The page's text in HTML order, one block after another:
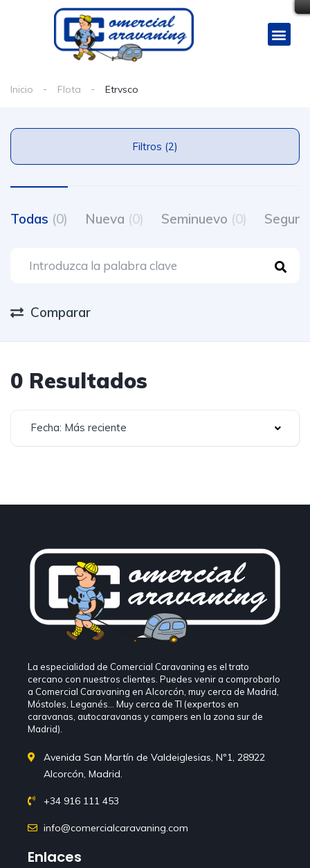
Inicio Flota Etrvsco
Filtros (2)
Todas (0) Nueva (0) Seminuevo (0)
Comparar
0 Resultados
Fecha: Más reciente
La especialidad de Comercial Caravaning es el trato
cercano con nuestros clientes. Puedes venir a comprobarlo
a Comercial Caravaning en Alcorcón, muy cerca de Madrid,
Móstoles, Leganés… Muy cerca de TI (expertos en
caravanas, autocaravanas y campers en la zona sur de
Madrid).
Avenida San Martín de Valdeiglesias, Nº1, 28922
Alcorcón, Madrid.
+34 916 111 453
info@comercialcaravaning.com
Enlaces